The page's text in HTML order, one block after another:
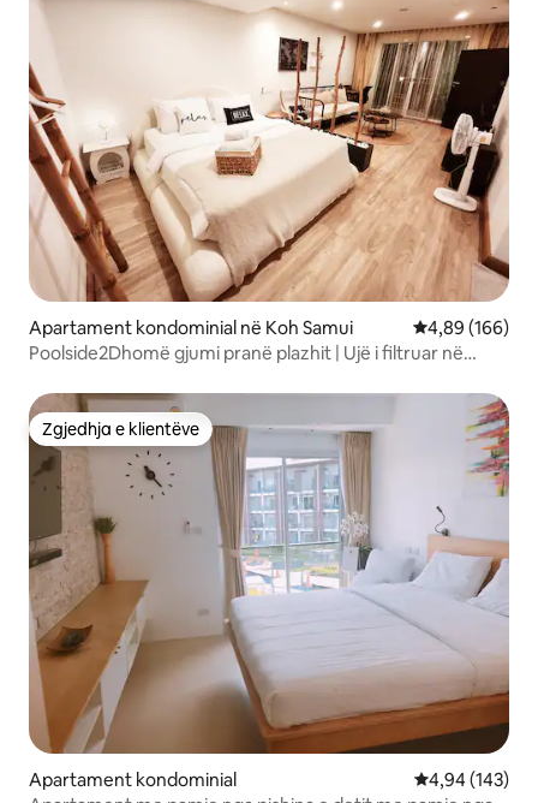
Apartament kondominial në Koh Samui Vlerësimi
4,89 (166)
Poolside2Dhomë gjumi pranë plazhit | Ujë i filtruar në
Zgjedhja e klientëve
Zgjedhja e klientëve
Apartament kondominial Vlerësimi
4,94 (143)